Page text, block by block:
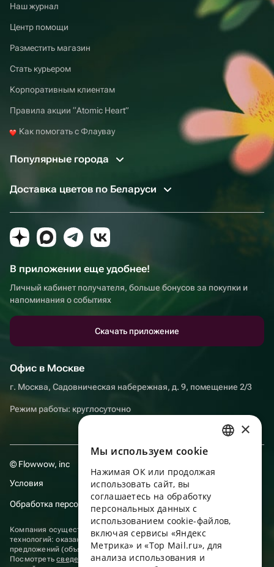
Наш журнал
Центр помощи
Разместить магазин
Стать курьером
Корпоративным клиентам
Правила акции “Atomic Heart”
Как помогать с Флаувау
Популярные города
Доставка цветов по Беларуси
В приложении еще удобнее!
Личный кабинет получателя, больше бонусов за покупки и
напоминания о событиях
Скачать приложение
Офис в Москве
г. Москва, Садовническая набережная, д. 9, помещение 2/3
Режим работы: круглосуточно
© Flowwow, inc
Условия
Обработка персональных данных
Компания осуществляет деятельность в области информационных
технологий: оказание услуг в сети “Интернет” по размещению
предложений (объявлений) продавцов о реализации товаров.
Посмотретьсведения о программах, включенных в реестр
ENGLISH
UKRAINIAN
PORTUGUESE
×
Мы используем сookie
Нажимая ОК или продолжая
использовать сайт, вы
соглашаетесь на обработку
персональных данных с
использованием cookie-файлов,
включая сервисы «Яндекс
Метрика» и «Top Mail.ru», для
анализа использования и